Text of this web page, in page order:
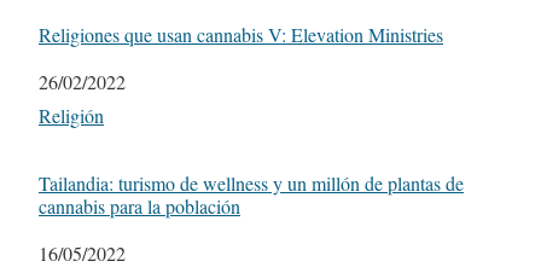
Religiones que usan cannabis V: Elevation Ministries
Fecha
26/02/2022
Respecto a
Religión
Tailandia: turismo de wellness y un millón de plantas de
cannabis para la población
Fecha
16/05/2022